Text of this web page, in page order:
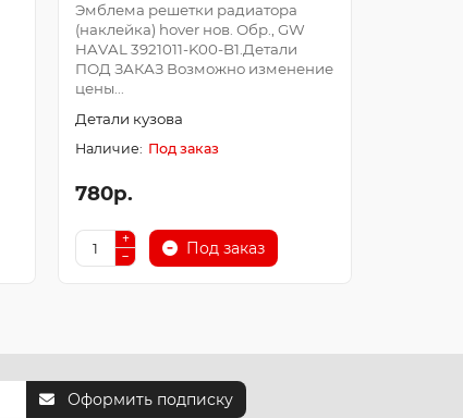
Эмблема решетки радиатора
(наклейка) hover нов. Обр., GW
HAVAL 3921011-K00-B1.Детали
ПОД ЗАКАЗ Возможно изменение
цены...
Детали кузова
Под заказ
780р.
Под заказ
Оформить подписку